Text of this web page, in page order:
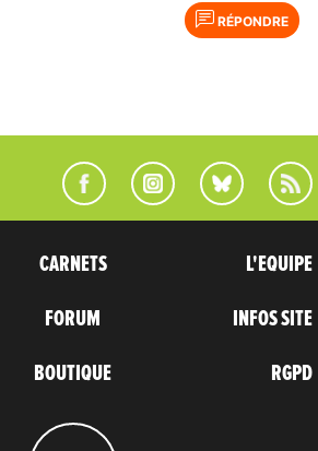
RÉPONDRE
CARNETS
FORUM
BOUTIQUE
L'EQUIPE
INFOS SITE
RGPD